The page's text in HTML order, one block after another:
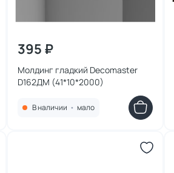
395 ₽
Молдинг гладкий Decomaster
D162ДМ (41*10*2000)
В наличии • мало